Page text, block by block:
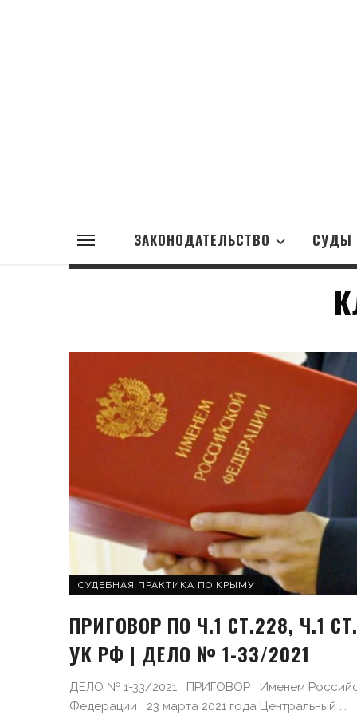
ЗАКОНОДАТЕЛЬСТВО СУДЫ
СУДЕБНАЯ ПРАКТИКА ПО КРЫМУ
ПРИГОВОР ПО Ч.1 СТ.228, Ч.1
УК РФ | ДЕЛО № 1-33/2021
ДЕЛО № 1-33/2021 ПРИГОВОР Именем
Федерации 23 марта 2021 года Центральный ...